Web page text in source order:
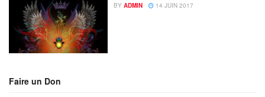
BY ADMIN 14 JUIN 2017
Faire un Don